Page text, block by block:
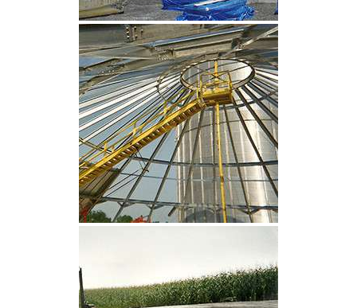
CLIQUEZ POUR AGRANDIR
CLIQUEZ POUR AGRANDIR